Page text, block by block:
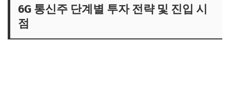
6G 통신주 단계별 투자 전략 및 진입 시
점